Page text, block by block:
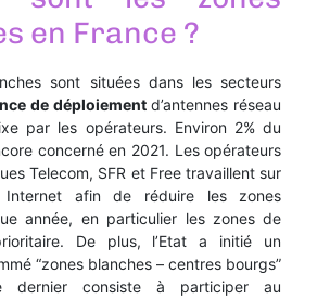
en France ?
sont situées dans les secteurs
de déploiementd’antennes réseau
par les opérateurs. Environ 2% du
concerné en 2021. Les opérateurs
Telecom, SFR et Free travaillent sur
Internet afin de réduire les zones
année, en particulier les zones de
De plus, l’Etat a initié un
“zones blanches – centres bourgs”
dernier consiste à participer au